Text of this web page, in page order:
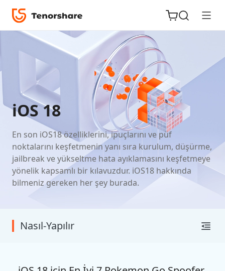
iOS için
ReiBoot
Tenorshare
PDNob
Yeni
iAnyGo
iOS 18
En son iOS18 özelliklerini, ipuçlarını ve püf
noktalarını keşfetmenin yanı sıra kurulum, düşürme,
jailbreak ve yükseltme hata ayıklamasını keşfetmeye
yönelik kapsamlı bir kılavuzdur. iOS18 hakkında
bilmeniz gereken her şey burada.
Nasıl-Yapılır